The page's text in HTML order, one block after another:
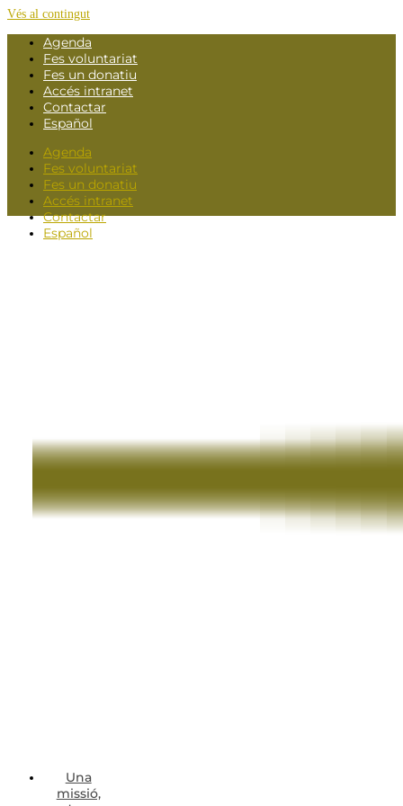
Vés al contingut
Agenda
Fes voluntariat
Fes un donatiu
Accés intranet
Contactar
Español
Agenda
Fes voluntariat
Fes un donatiu
Accés intranet
Contactar
Español
Una
missió,